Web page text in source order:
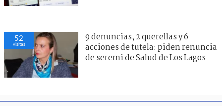
52
visitas
9 denuncias, 2 querellas y 6
acciones de tutela: piden renuncia
de seremi de Salud de Los Lagos